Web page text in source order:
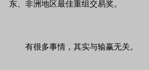
东、非洲地区最佳重组交易奖。
有很多事情，其实与输赢无关。